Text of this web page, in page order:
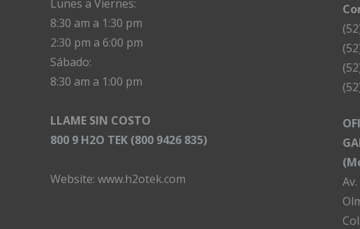
Lunes a Viernes:
8:30 am a 1:30 pm
2:30 pm a 6:00 pm
Sábado:
8:30 am a 1:00 pm
LLAME SIN COSTO
800 9 H2O TEK (800 9426 835)
Website: www.h2otek.com